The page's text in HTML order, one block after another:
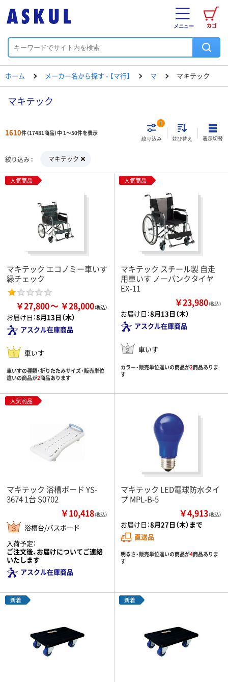
カゴ
メニュー
ホーム メーカー名から探す - 【マ行】 マ マキテック
マキテック
1610件（17481商品）中 1～50件を表示
絞り込み
1
並び替え 表示切替
絞り込み マキテック
人気商品
マキテック エコノミー車いす
緑チェック
￥27,800 ￥28,000
お届け日：8月13日（木）
アスクル在庫商品
車いす
車いすの種類・折りたたみサイズ・販売単位
違いの商品が2商品あります
人気商品
マキテック スチール製 自走
用車いす ノーパンクタイヤ
EX-11
￥23,980（税込）
お届け日：8月13日（木）
アスクル在庫商品
車いす
カラー・販売単位違いの商品が2商品ありま
す
人気商品
マキテック 浴槽ボード YS-
3674 1台 S0702
￥10,418（税込）
浴槽台/バスボード
入荷予定：
ご注文後、お届けについてご連絡
いたします
アスクル在庫商品
マキテック LED電球防水タイ
プ MPL-B-5
￥4,913（税込）
お届け日：8月27日（木）まで
直送品
明るさ・販売単位違いの商品が4商品ありま
す
新着 新着